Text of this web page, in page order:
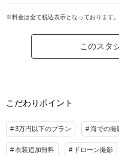
撮影料
着付け
その他含むもの
ドレス(プレミアムドレス含む)／タキ
ートニア／アクセサリー小物／撮影
カットリクエスト／専任アテンド／
◆撮影地：ビーチ、大自然スポ
間：約5時間 《ダウンロード形式
①プレミアムドレスもOK♪どのド
②衣装合わせは撮影当日でOK！当
撮影料
着付け
アルバム デ
※料金は全て税込表示となっております。
このスタ
こだわりポイント
3万円以下のプラン 海での撮
衣装追加無料 ドローン撮影